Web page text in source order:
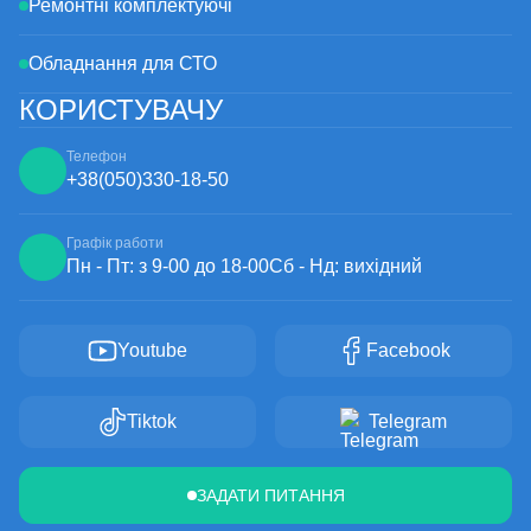
Ремонтні комплектуючі
Обладнання для СТО
КОРИСТУВАЧУ
Телефон
+38(050)330-18-50
Графік работи
Пн - Пт: з 9-00 до 18-00Сб - Нд: вихідний
Youtube Facebook
Tiktok Telegram
ЗАДАТИ ПИТАННЯ